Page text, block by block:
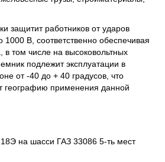
защитит работников от ударов
1000 В, соответственно обеспечивая
в том числе на высоковольтных
подлежит эксплуатации в
от -40 до + 40 градусов, что
географию применения данной